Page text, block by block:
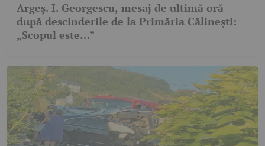
Argeș. I. Georgescu, mesaj de ultimă oră
după descinderile de la Primăria Călinești:
„Scopul este…”